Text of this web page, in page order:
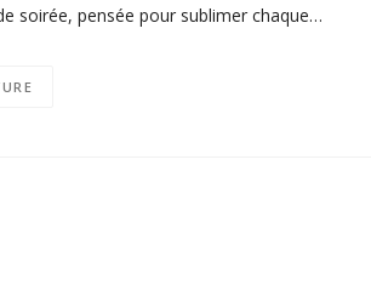
soirée, pensée pour sublimer chaque…